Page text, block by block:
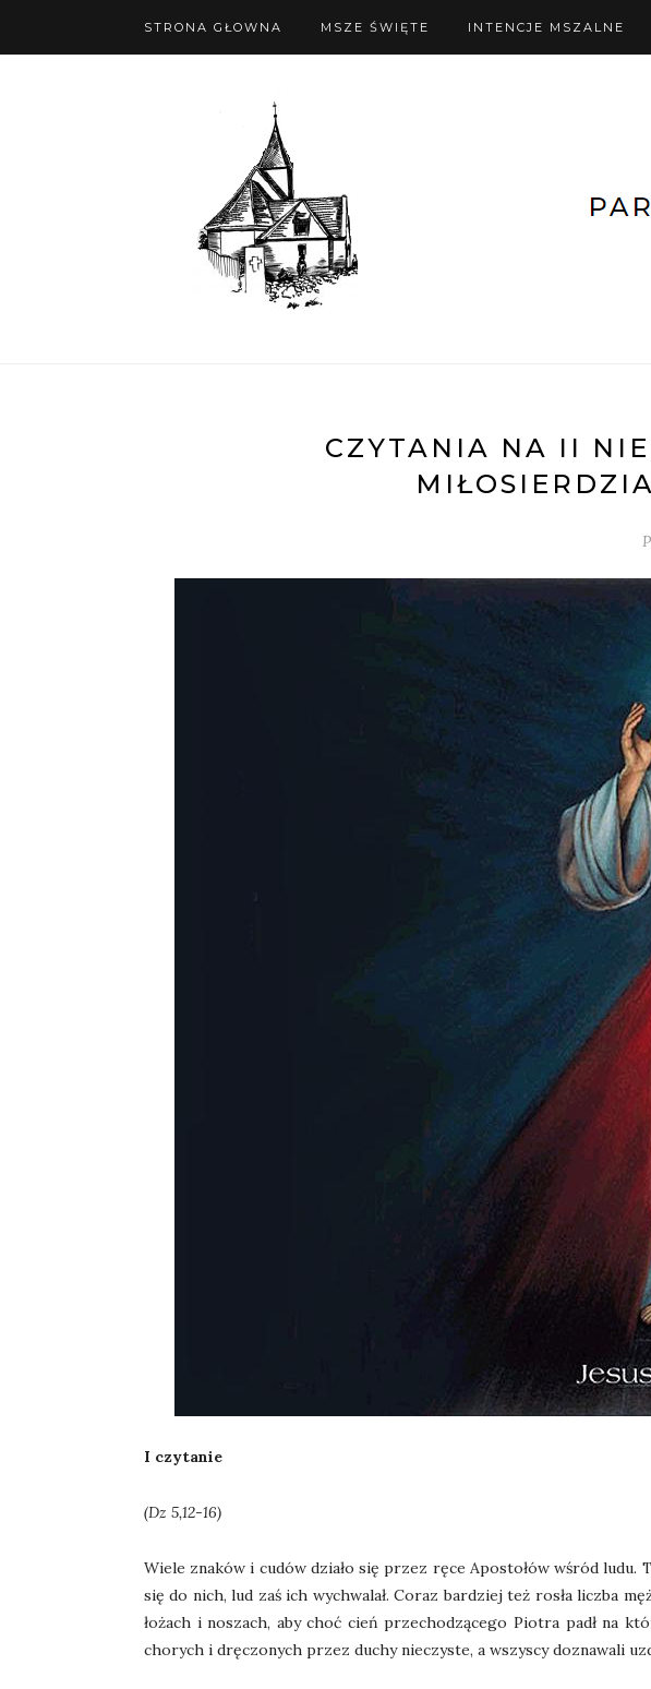
STRONA GŁOWNA MSZE ŚWIĘTE INTENCJE MSZALNE
CZYTANIA NA II
I czytanie
(Dz 5,12-16)
Wiele znaków i cudów działo się przez ręce Apostołów wśród ludu.
się do nich, lud zaś ich wychwalał. Coraz bardziej też rosła liczba
łożach i noszach, aby choć cień przechodzącego Piotra padł na
chorych i dręczonych przez duchy nieczyste, a wszyscy doznawali